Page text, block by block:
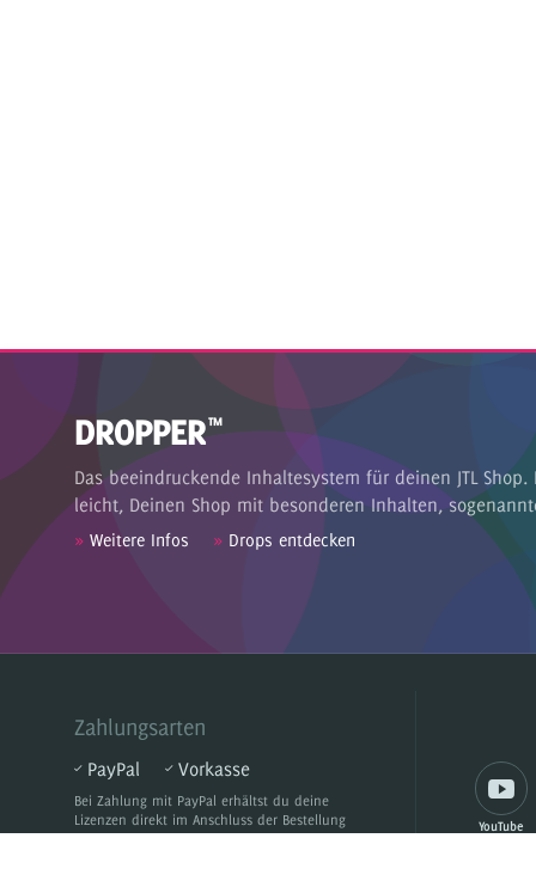
DROPPER™
Das beeindruckende Inhaltesystem für deinen JTL
leicht, Deinen Shop mit besonderen Inhalten,
» Weitere Infos »Drops entdecken
Zahlungsarten
PayPal Vorkasse
Bei Zahlung mit PayPal erhältst du deine
Lizenzen direkt im Anschluss der Bestellung
YouTube